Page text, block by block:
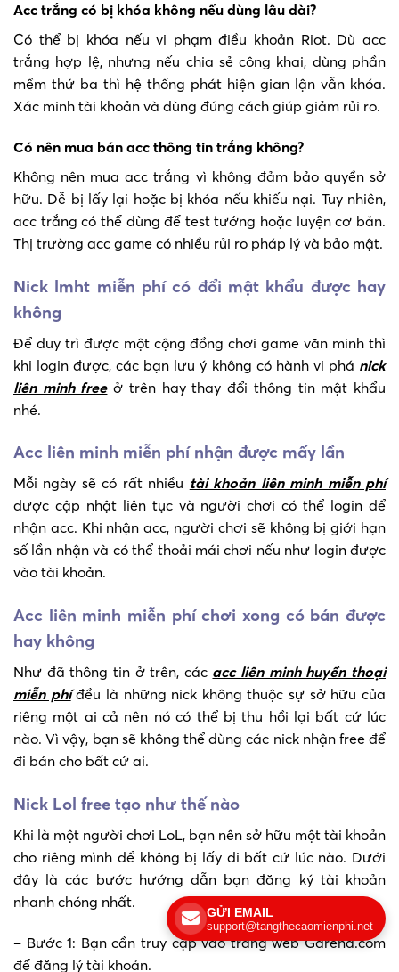
Acc trắng có bị khóa không nếu dùng lâu dài?
Có thể bị khóa nếu vi phạm điều khoản Riot. Dù acc
trắng hợp lệ, nhưng nếu chia sẻ công khai, dùng phần
mềm thứ ba thì hệ thống phát hiện gian lận vẫn khóa.
Xác minh tài khoản và dùng đúng cách giúp giảm rủi ro.
Có nên mua bán acc thông tin trắng không?
Không nên mua acc trắng vì không đảm bảo quyền sở
hữu. Dễ bị lấy lại hoặc bị khóa nếu khiếu nại. Tuy nhiên,
acc trắng có thể dùng để test tướng hoặc luyện cơ bản.
Thị trường acc game có nhiều rủi ro pháp lý và bảo mật.
Nick lmht miễn phí có đổi mật khẩu được hay
không
Để duy trì được một cộng đồng chơi game văn minh thì
khi login được, các bạn lưu ý không có hành vi phá nick
liên minh freeở trên hay thay đổi thông tin mật khẩu
nhé.
Acc liên minh miễn phí nhận được mấy lần
Mỗi ngày sẽ có rất nhiều tài khoản liên minh miễn phí
được cập nhật liên tục và người chơi có thể login để
nhận acc. Khi nhận acc, người chơi sẽ không bị giới hạn
số lần nhận và có thể thoải mái chơi nếu như login được
vào tài khoản.
Acc liên minh miễn phí chơi xong có bán được
hay không
Như đã thông tin ở trên, các acc liên minh huyền thoại
miễn phíđều là những nick không thuộc sự sở hữu của
riêng một ai cả nên nó có thể bị thu hồi lại bất cứ lúc
nào. Vì vậy, bạn sẽ không thể dùng các nick nhận free để
đi bán cho bất cứ ai.
Nick Lol free tạo như thế nào
Khi là một người chơi LoL, bạn nên sở hữu một tài khoản
cho riêng mình để không bị lấy đi bất cứ lúc nào. Dưới
đây là các bước hướng dẫn bạn đăng ký tài khoản
nhanh chóng nhất.
– Bước 1: Bạn cần truy cập vào trang web Garena.com
để đăng lý tài khoản.
GỬI EMAIL
support@tangthecaomienphi.net